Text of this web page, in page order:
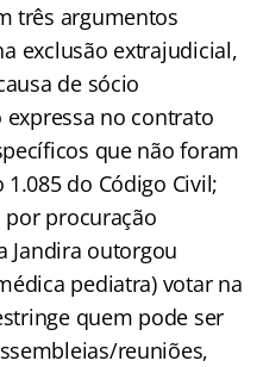
três argumentos
exclusão extrajudicial,
de sócio
no contrato
que não foram
do Código Civil;
procuração
Jandira outorgou
pediatra) votar na
quem pode ser
reuniões,